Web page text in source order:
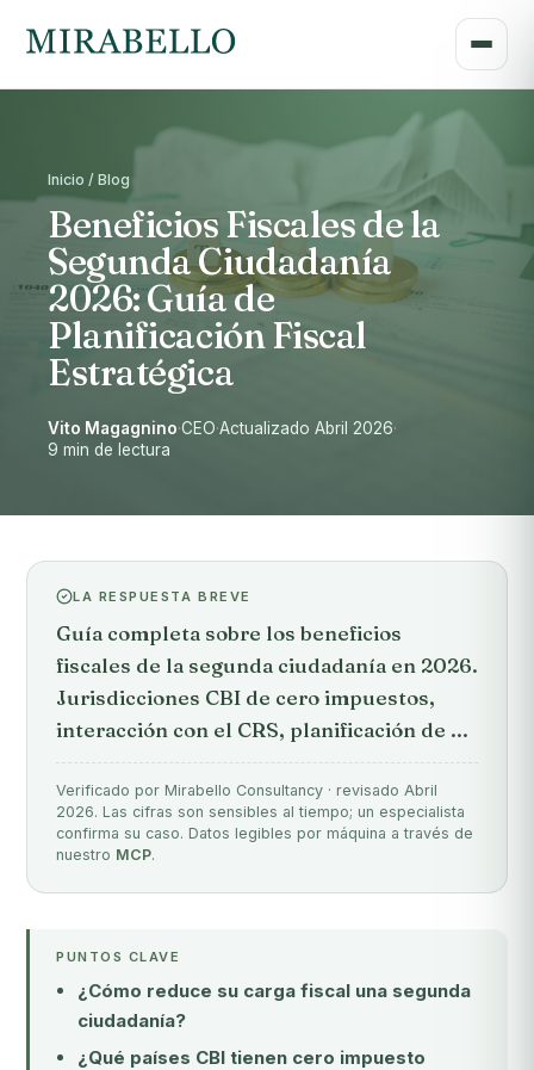
Inicio / Blog
Beneficios Fiscales de la
Segunda Ciudadanía
2026: Guía de
Planificación Fiscal
Estratégica
Vito Magagnino·CEO·Actualizado Abril 2026·
9 min de lectura
LA RESPUESTA BREVE
Guía completa sobre los beneficios
fiscales de la segunda ciudadanía en 2026.
Jurisdicciones CBI de cero impuestos,
interacción con el CRS, planificación de ...
Verificado por Mirabello Consultancy · revisado Abril
2026. Las cifras son sensibles al tiempo; un especialista
confirma su caso. Datos legibles por máquina a través de
nuestro MCP.
PUNTOS CLAVE
¿Cómo reduce su carga fiscal una segunda
ciudadanía?
¿Qué países CBI tienen cero impuesto